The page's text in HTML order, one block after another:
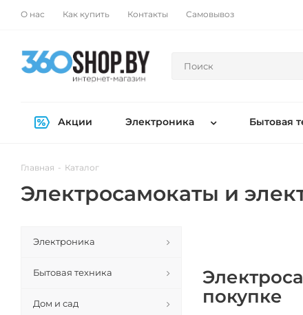
О нас Как купить Контакты Самовывоз
Акции Электроника Бытовая
Главная - Каталог
Электросамокаты и
покупке
Электроника
Бытовая техника
Дом и сад